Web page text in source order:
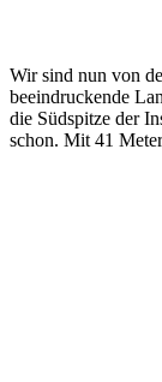
Wir sind nun von
beeindruckende
die Südspitze der
schon. Mit 41